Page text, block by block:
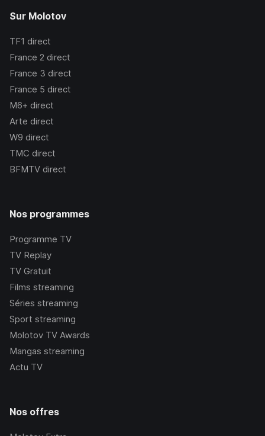
Sur Molotov
TF1 direct
France 2 direct
France 3 direct
France 5 direct
M6+ direct
Arte direct
W9 direct
TMC direct
BFMTV direct
Nos programmes
Programme TV
TV Replay
TV Gratuit
Films streaming
Séries streaming
Sport streaming
Molotov TV Awards
Mangas streaming
Actu TV
Nos offres